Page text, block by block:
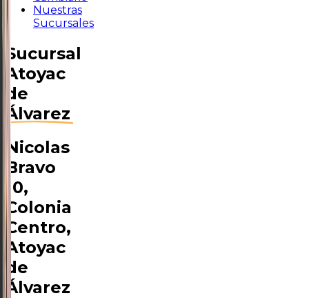
Nuestras
Sucursales
Sucursal
Atoyac
de
Álvarez
Nicolas
Bravo
10,
Colonia
Centro,
Atoyac
de
Álvarez